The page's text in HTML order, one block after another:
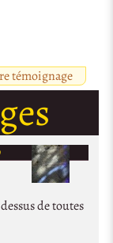
témoignage
de toutes